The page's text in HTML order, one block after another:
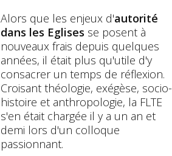
Alors que les enjeux d'autorité
dans les Eglises se posent à
nouveaux frais depuis quelques
années, il était plus qu'utile d'y
consacrer un temps de réflexion.
Croisant théologie, exégèse, socio-
histoire et anthropologie, la FLTE
s'en était chargée il y a un an et
demi lors d'un colloque
passionnant.